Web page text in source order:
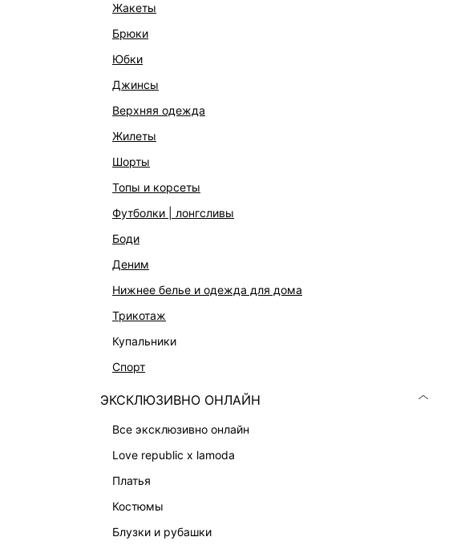
жакеты
брюки
юбки
джинсы
верхняя одежда
жилеты
шорты
топы и корсеты
футболки | лонгсливы
боди
деним
нижнее белье и одежда для дома
трикотаж
купальники
спорт
ЭКСКЛЮЗИВНО ОНЛАЙН
все эксклюзивно онлайн
love republic x lamoda
платья
костюмы
блузки и рубашки
ОФИСНАЯ КОЛЛЕКЦИЯ
ЭКСКЛЮЗИВНО ОНЛАЙН
АКСЕССУАРЫ И УКРАШЕНИЯ
ФИНАЛЬНАЯ РАСПРОДАЖА
ПОДАРОЧНЫЕ СЕРТИФИКАТЫ
БАЛЬЗАМЫ-ТИНТЫ
ЛИМИТИРОВАННЫЕ КОЛЛЕКЦИИ
КАПСУЛЬНЫЙ ГАРДЕРОБ
БОХО-ШИК
В ОТТЕНКАХ СЕРОГО
LOVE REPUBLIC MAISON
ДАЙДЖЕСТ